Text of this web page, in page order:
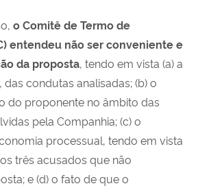
o Comitê de Termo de
entendeu não ser conveniente e
da proposta, tendo em vista (a) a
condutas analisadas; (b) o
do proponente no âmbito das
pela Companhia; (c) o
processual, tendo em vista
três acusados que não
e (d) o fato de que o